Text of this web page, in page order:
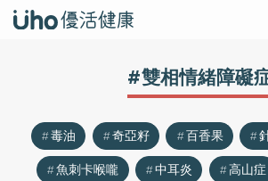
#雙相情緒障礙
毒油 奇亞籽 百香果
魚刺卡喉嚨
中耳炎 高山症